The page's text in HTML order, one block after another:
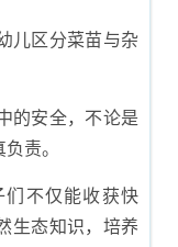
儿区分菜苗与杂
的安全，不论是
责。
们不仅能收获快
生态知识，培养